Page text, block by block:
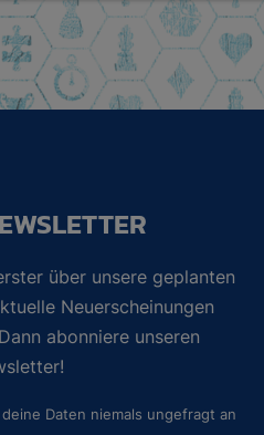
über unsere geplanten
Neuerscheinungen
abonniere unseren
Daten niemals ungefragt an